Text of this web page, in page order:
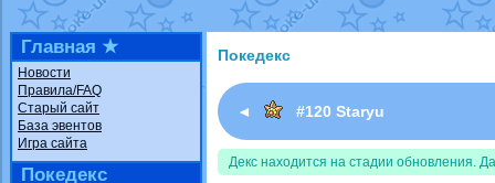
художник
от vicavica в фанарте.
Главная ★
Новости
Правила/FAQ
Старый сайт
База эвентов
Игра сайта
Покедекс
Покедекс
◄ #120 Staryu
Декс находится на стадии обновления.